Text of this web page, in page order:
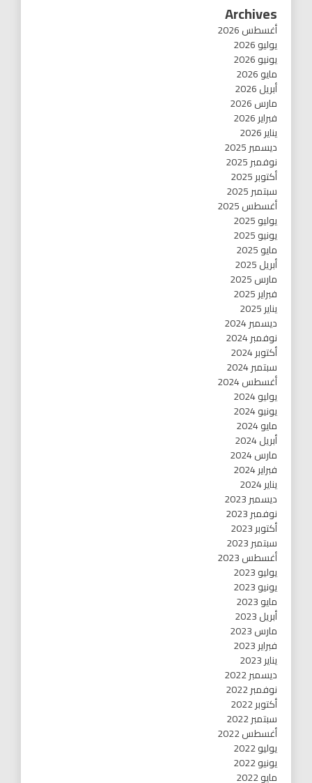
Archives
أغسطس 2026
يوليو 2026
يونيو 2026
مايو 2026
أبريل 2026
مارس 2026
فبراير 2026
يناير 2026
ديسمبر 2025
نوفمبر 2025
أكتوبر 2025
سبتمبر 2025
أغسطس 2025
يوليو 2025
يونيو 2025
مايو 2025
أبريل 2025
مارس 2025
فبراير 2025
يناير 2025
ديسمبر 2024
نوفمبر 2024
أكتوبر 2024
سبتمبر 2024
أغسطس 2024
يوليو 2024
يونيو 2024
مايو 2024
أبريل 2024
مارس 2024
فبراير 2024
يناير 2024
ديسمبر 2023
نوفمبر 2023
أكتوبر 2023
سبتمبر 2023
أغسطس 2023
يوليو 2023
يونيو 2023
مايو 2023
أبريل 2023
مارس 2023
فبراير 2023
يناير 2023
ديسمبر 2022
نوفمبر 2022
أكتوبر 2022
سبتمبر 2022
أغسطس 2022
يوليو 2022
يونيو 2022
مايو 2022